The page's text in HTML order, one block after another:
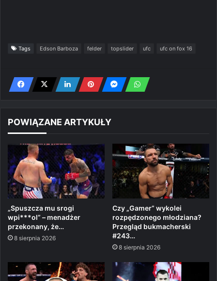
Tags Edson Barboza felder topslider ufc ufc on fox 16
POWIĄZANE ARTYKUŁY
„Spuszcza mu srogi
wpi***ol” – menadżer
przekonany, że…
8 sierpnia 2026
Czy „Gamer” wykolei
rozpędzonego młodziana?
Przegląd bukmacherski
#243…
8 sierpnia 2026